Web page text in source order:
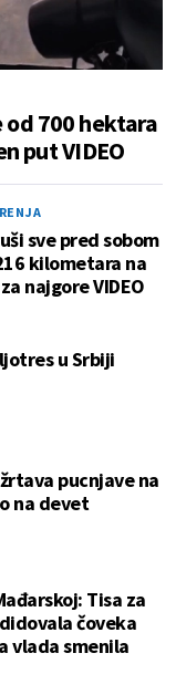
od 700 hektara
put VIDEO
sve pred sobom
kilometara na
najgore VIDEO
u Srbiji
pucnjave na
na devet
Tisa za
čoveka
vlada smenila